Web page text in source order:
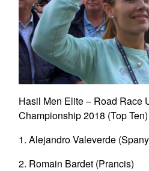
Hasil Men Elite – Road Race
Championship 2018 (Top Ten)
1. Alejandro Valeverde
2. Romain Bardet (Prancis)